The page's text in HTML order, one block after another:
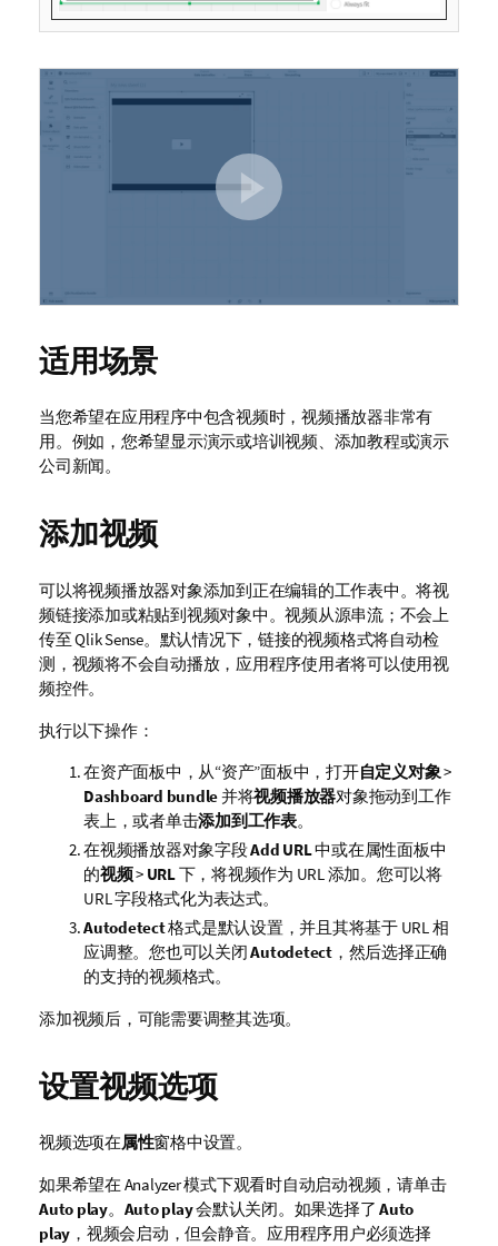
适用场景
当您希望在应用程序中包含视频时，视频播放器非常有
用。例如，您希望显示演示或培训视频、添加教程或演示
公司新闻。
添加视频
可以将视频播放器对象添加到正在编辑的工作表中。将视
频链接添加或粘贴到视频对象中。视频从源串流；不会上
传至Qlik Sense。默认情况下，链接的视频格式将自动检
测，视频将不会自动播放，应用程序使用者将可以使用视
频控件。
执行以下操作：
在资产面板中，从“资产”面板中，打开自定义对象>
Dashboard bundle并将视频播放器对象拖动到工作
表上，或者单击添加到工作表。
在视频播放器对象字段Add URL中或在属性面板中
的视频> URL下，将视频作为 URL 添加。您可以将
URL 字段格式化为表达式。
Autodetect格式是默认设置，并且其将基于 URL 相
应调整。您也可以关闭Autodetect，然后选择正确
的支持的视频格式。
添加视频后，可能需要调整其选项。
设置视频选项
视频选项在属性窗格中设置。
如果希望在 Analyzer 模式下观看时自动启动视频，请单击
Auto play。 Auto play会默认关闭。如果选择了 Auto
play ，视频会启动，但会静音。应用程序用户必须选择